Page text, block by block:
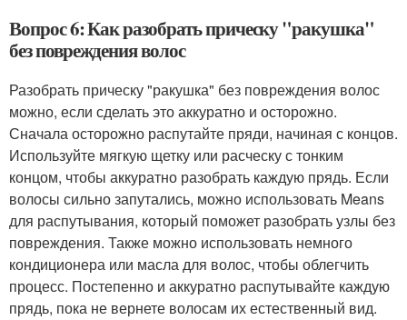
Вопрос 6: Как разобрать прическу "ракушка"
без повреждения волос
Разобрать прическу "ракушка" без повреждения волос
можно, если сделать это аккуратно и осторожно.
Сначала осторожно распутайте пряди, начиная с концов.
Используйте мягкую щетку или расческу с тонким
концом, чтобы аккуратно разобрать каждую прядь. Если
волосы сильно запутались, можно использовать Means
для распутывания, который поможет разобрать узлы без
повреждения. Также можно использовать немного
кондиционера или масла для волос, чтобы облегчить
процесс. Постепенно и аккуратно распутывайте каждую
прядь, пока не вернете волосам их естественный вид.